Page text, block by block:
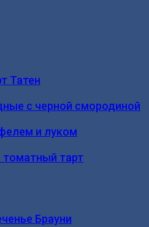
Татен
с черной смородиной
и луком
томатный тарт
Брауни